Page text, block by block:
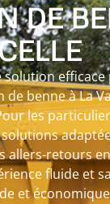
DE
de benne à La
les
allers-retours
fluide et
et